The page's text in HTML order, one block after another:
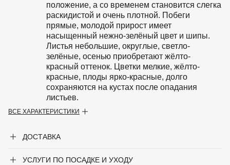
положение, а со временем становится слегка
раскидистой и очень плотной. Побеги
прямые, молодой прирост имеет
насыщенный нежно-зелёный цвет и шипы.
Листья небольшие, округлые, светло-
зелёные, осенью приобретают жёлто-
красный оттенок. Цветки мелкие, жёлто-
красные, плоды ярко-красные, долго
сохраняются на кустах после опадания
листьев.
Неприхотлив к почвам, устойчив к
Не переносит только переувлажнение.
ВСЕ ХАРАКТЕРИСТИКИ
ДОСТАВКА
УСЛУГИ ПО ПОСАДКЕ И УХОДУ